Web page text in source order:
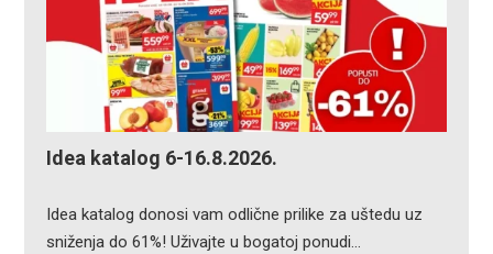
Idea katalog 6-16.8.2026.
Idea katalog donosi vam odlične prilike za uštedu uz
sniženja do 61%! Uživajte u bogatoj ponudi…